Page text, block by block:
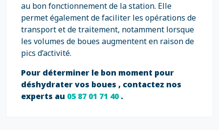
au bon fonctionnement de la station. Elle
permet également de faciliter les opérations de
transport et de traitement, notamment lorsque
les volumes de boues augmentent en raison de
pics d’activité.
Pour déterminer le bon moment pour
déshydrater vos boues , contactez nos
experts au 05 87 01 71 40.